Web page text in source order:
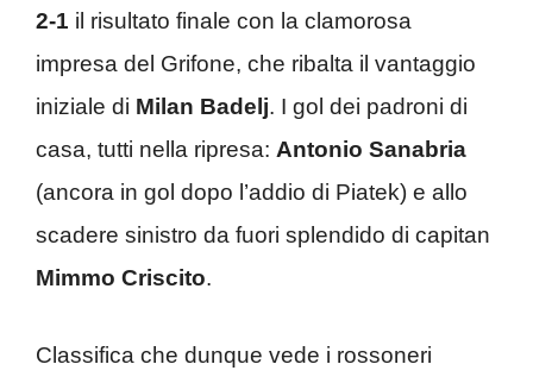
2-1 il risultato finale con la clamorosa
impresa del Grifone, che ribalta il vantaggio
iniziale di Milan Badelj. I gol dei padroni di
casa, tutti nella ripresa: Antonio Sanabria
(ancora in gol dopo l’addio di Piatek) e allo
scadere sinistro da fuori splendido di capitan
Mimmo Criscito.
Classifica che dunque vede i rossoneri